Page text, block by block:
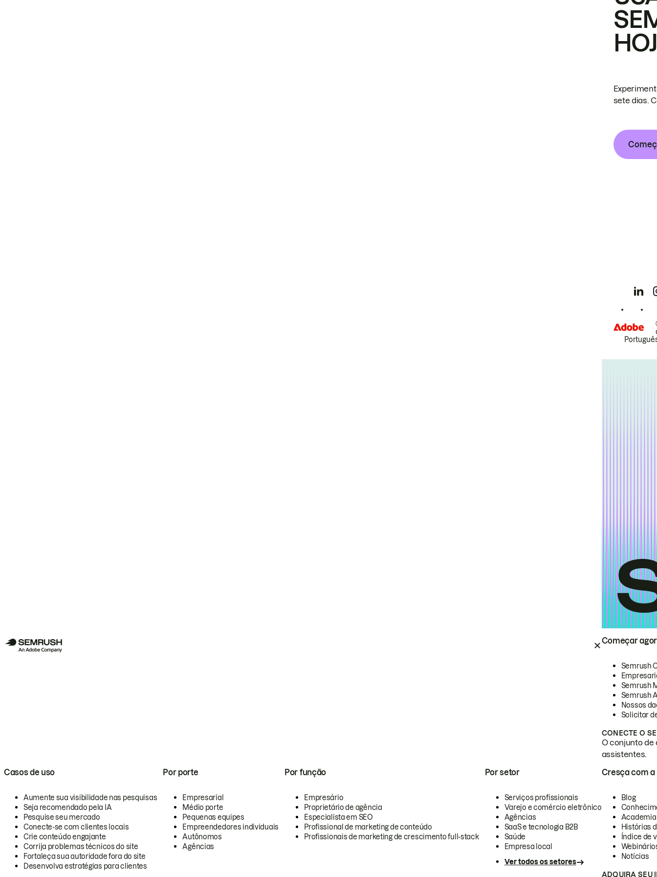
Começar
Semrush
Semrush
Semrush
Nossos
Solicitar
CONECTE O
O conjunto de
assistentes.
Casos de uso
Aumente sua visibilidade nas pesquisas
Seja recomendado pela IA
Pesquise seu mercado
Conecte-se com clientes locais
Crie conteúdo engajante
Corrija problemas técnicos do site
Fortaleça sua autoridade fora do site
Desenvolva estratégias para clientes
Por porte
Empresarial
Médio porte
Pequenas equipes
Empreendedores individuais
Autônomos
Agências
Por função
Empresário
Proprietário de agência
Especialista em SEO
Profissional de marketing de conteúdo
Profissionais de marketing de crescimento full-stack
Por setor
Serviços profissionais
Varejo e comércio eletrônico
Agências
SaaS e tecnologia B2B
Saúde
Empresa local
Ver todos os setores
Cresça com a
Blog
Academia
Histórias
Índice de
Notícias
ADQUIRA SEU
sete dias.